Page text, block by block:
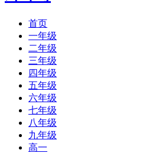
首页
一年级
二年级
三年级
四年级
五年级
六年级
七年级
八年级
九年级
高一